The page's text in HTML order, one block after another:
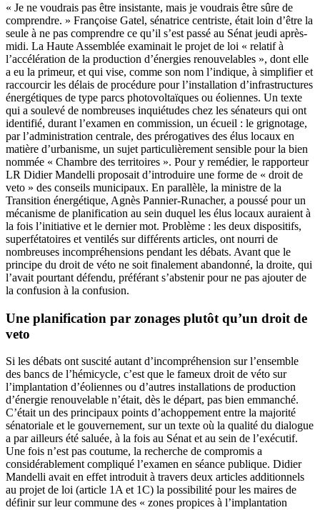
« Je ne voudrais pas être insistante, mais je voudrais être sûre de
comprendre. » Françoise Gatel, sénatrice centriste, était loin d’être la
seule à ne pas comprendre ce qu’il s’est passé au Sénat jeudi après-
midi. La Haute Assemblée examinait le projet de loi « relatif à
l’accélération de la production d’énergies renouvelables », dont elle
a eu la primeur, et qui vise, comme son nom l’indique, à simplifier et
raccourcir les délais de procédure pour l’installation d’infrastructures
énergétiques de type parcs photovoltaïques ou éoliennes. Un texte
qui a soulevé de nombreuses inquiétudes chez les sénateurs qui ont
identifié, durant l’examen en commission, un écueil : le grignotage,
par l’administration centrale, des prérogatives des élus locaux en
matière d’urbanisme, un sujet particulièrement sensible pour la bien
nommée « Chambre des territoires ». Pour y remédier, le rapporteur
LR Didier Mandelli proposait d’introduire une forme de « droit de
veto » des conseils municipaux. En parallèle, la ministre de la
Transition énergétique, Agnès Pannier-Runacher, a poussé pour un
mécanisme de planification au sein duquel les élus locaux auraient à
la fois l’initiative et le dernier mot. Problème : les deux dispositifs,
superfétatoires et ventilés sur différents articles, ont nourri de
nombreuses incompréhensions pendant les débats. Avant que le
principe du droit de véto ne soit finalement abandonné, la droite, qui
l’avait pourtant défendu, préférant s’abstenir pour ne pas ajouter de
la confusion à la confusion.
Une planification par zonages plutôt qu’un droit de
veto
Si les débats ont suscité autant d’incompréhension sur l’ensemble
des bancs de l’hémicycle, c’est que le fameux droit de véto sur
l’implantation d’éoliennes ou d’autres installations de production
d’énergie renouvelable n’était, dès le départ, pas bien emmanché.
C’était un des principaux points d’achoppement entre la majorité
sénatoriale et le gouvernement, sur un texte où la qualité du dialogue
a par ailleurs été saluée, à la fois au Sénat et au sein de l’exécutif.
Une fois n’est pas coutume, la recherche de compromis a
considérablement compliqué l’examen en séance publique. Didier
Mandelli avait en effet introduit à travers deux articles additionnels
au projet de loi (article 1A et 1C) la possibilité pour les maires de
définir sur leur commune des « zones propices à l’implantation